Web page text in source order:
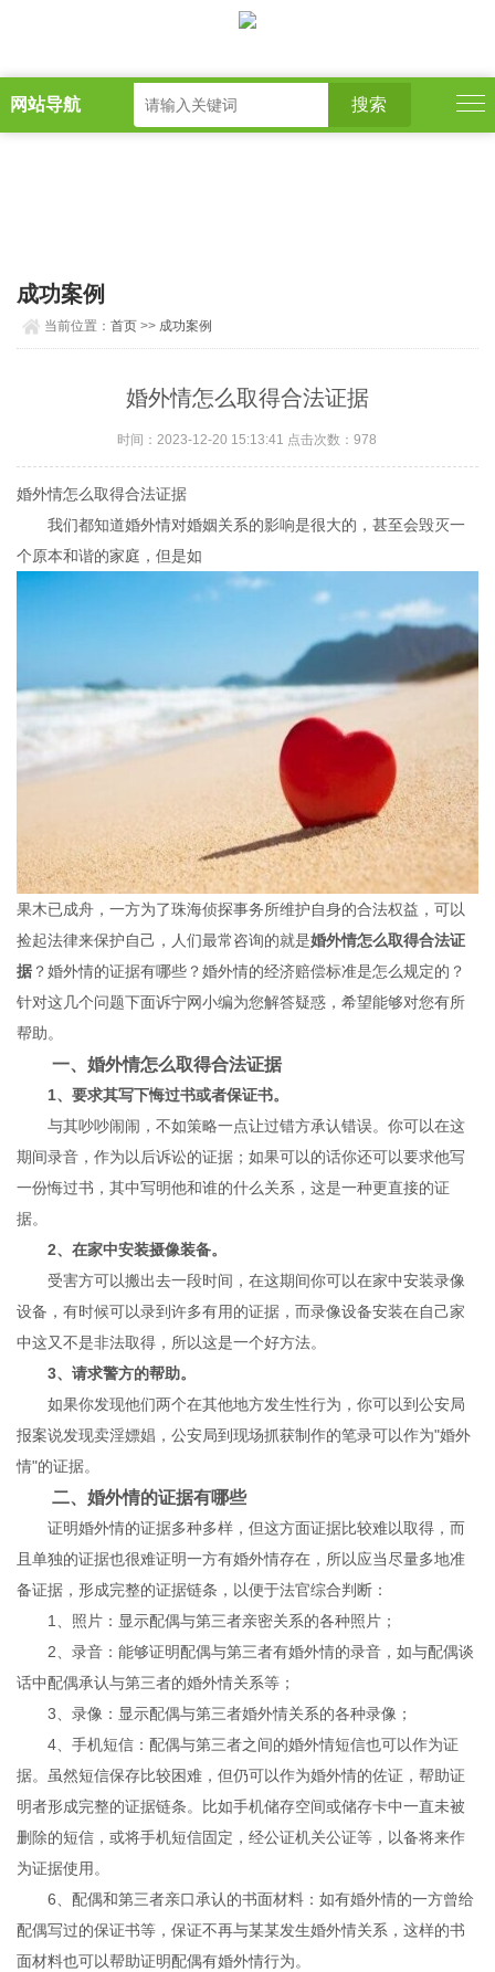
网站导航
成功案例
当前位置：首页 >> 成功案例
婚外情怎么取得合法证据
时间：2023-12-20 15:13:41 点击次数：978
婚外情怎么取得合法证据
我们都知道婚外情对婚姻关系的影响是很大的，甚至会毁灭一
个原本和谐的家庭，但是如
果木已成舟，一方为了珠海侦探事务所维护自身的合法权益，可以
捡起法律来保护自己，人们最常咨询的就是婚外情怎么取得合法证
据 ？婚外情的证据有哪些？婚外情的经济赔偿标准是怎么规定的？
针对这几个问题下面诉宁网小编为您解答疑惑，希望能够对您有所
帮助。
一、婚外情怎么取得合法证据
1、要求其写下悔过书或者保证书。
与其吵吵闹闹，不如策略一点让过错方承认错误。你可以在这
期间录音，作为以后诉讼的证据；如果可以的话你还可以要求他写
一份悔过书，其中写明他和谁的什么关系，这是一种更直接的证
据。
2、在家中安装摄像装备。
受害方可以搬出去一段时间，在这期间你可以在家中安装录像
设备，有时候可以录到许多有用的证据，而录像设备安装在自己家
中这又不是非法取得，所以这是一个好方法。
3、请求警方的帮助。
如果你发现他们两个在其他地方发生性行为，你可以到公安局
报案说发现卖淫嫖娼，公安局到现场抓获制作的笔录可以作为"婚外
情"的证据。
二、婚外情的证据有哪些
证明婚外情的证据多种多样，但这方面证据比较难以取得，而
且单独的证据也很难证明一方有婚外情存在，所以应当尽量多地准
备证据，形成完整的证据链条，以便于法官综合判断：
1、照片：显示配偶与第三者亲密关系的各种照片；
2、录音：能够证明配偶与第三者有婚外情的录音，如与配偶谈
话中配偶承认与第三者的婚外情关系等；
3、录像：显示配偶与第三者婚外情关系的各种录像；
4、手机短信：配偶与第三者之间的婚外情短信也可以作为证
据。虽然短信保存比较困难，但仍可以作为婚外情的佐证，帮助证
明者形成完整的证据链条。比如手机储存空间或储存卡中一直未被
删除的短信，或将手机短信固定，经公证机关公证等，以备将来作
为证据使用。
6、配偶和第三者亲口承认的书面材料：如有婚外情的一方曾给
配偶写过的保证书等，保证不再与某某发生婚外情关系，这样的书
面材料也可以帮助证明配偶有婚外情行为。